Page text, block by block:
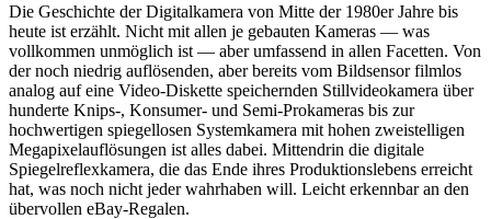
Die Geschichte der Digitalkamera von Mitte der 1980er Jahre bis
heute ist erzählt. Nicht mit allen je gebauten Kameras — was
vollkommen unmöglich ist — aber umfassend in allen Facetten. Von
der noch niedrig auflösenden, aber bereits vom Bildsensor filmlos
analog auf eine Video-Diskette speichernden Stillvideokamera über
hunderte Knips-, Konsumer- und Semi-Prokameras bis zur
hochwertigen spiegellosen Systemkamera mit hohen zweistelligen
Megapixelauflösungen ist alles dabei. Mittendrin die digitale
Spiegelreflexkamera, die das Ende ihres Produktionslebens erreicht
hat, was noch nicht jeder wahrhaben will. Leicht erkennbar an den
übervollen eBay-Regalen.